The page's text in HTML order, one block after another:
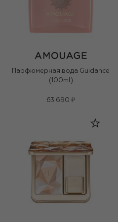
Парфюмерная вода Guidance
(100ml)
63 690 ₽